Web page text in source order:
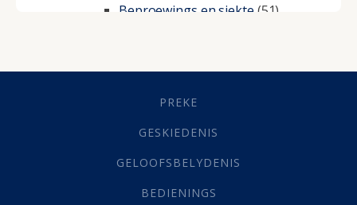
Beproewings en siekte (51)
Geestelike Groei(10)
(21)
Grys Areas(4)
Lewensdoel(3)
Selfondersoek(1)
PREKE
GESKIEDENIS
GELOOFSBELYDENIS
BEDIENINGS